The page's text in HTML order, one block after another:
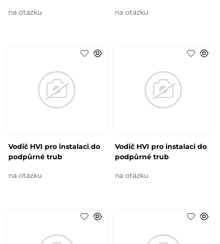
na otázku na otázku
Vodič HVI pro instalaci do
podpůrné trub
na otázku
Vodič HVI pro instalaci do
podpůrné trub
na otázku